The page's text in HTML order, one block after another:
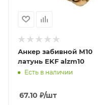
Анкер забивной М10
латунь EKF alzm10
Есть в наличии
67.10 ₽/шт